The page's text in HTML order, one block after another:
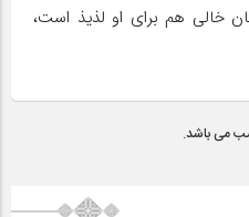
خالی هم برای او لذیذ است،
می باشد.